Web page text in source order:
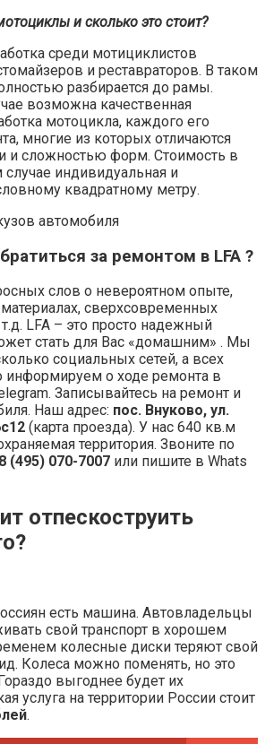
и сколько это стоит?
среди мотициклистов
и реставраторов. В таком
разбирается до рамы.
возможна качественная
мотоцикла, каждого его
многие из которых отличаются
и сложностью форм. Стоимость в
индивидуальная и
квадратному метру.
за ремонтом в LFA ?
слов о невероятном опыте,
сверхсовременных
LFA – это просто надежный
стать для Вас «домашним» . Мы
социальных сетей, а всех
информируем о ходе ремонта в
Записывайтесь на ремонт и
Наш адрес: пос. Внуково, ул.
(карта проезда). У нас 640 кв.м
территория. Звоните по
8 (495) 070-7007 или пишите в Whats
отпескоструить
есть машина. Автовладельцы
свой транспорт в хорошем
колесные диски теряют свой
Колеса можно поменять, но это
выгоднее будет их
услуга на территории России стоит
.